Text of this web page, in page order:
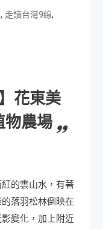
, 走讀台灣9線,
花東美
農場
的雲山水，有著
落羽松林倒映在
變化，加上附近